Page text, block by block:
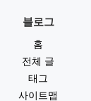
블로그
홈
전체 글
태그
사이트맵